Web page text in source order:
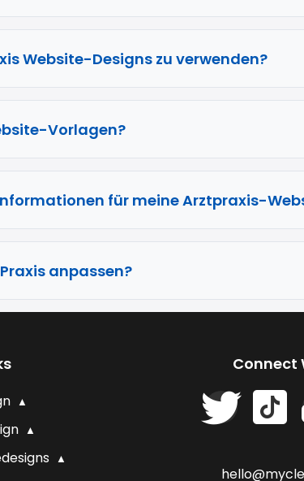
Website-Designs zu verwenden?
Vorlagen?
für meine Arztpraxis-
anpassen?
Connect